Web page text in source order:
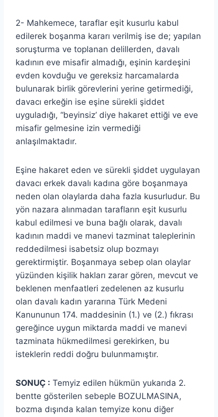
2- Mahkemece, taraflar eşit kusurlu kabul
edilerek boşanma kararı verilmiş ise de; yapılan
soruşturma ve toplanan delillerden, davalı
kadının eve misafir almadığı, eşinin kardeşini
evden kovduğu ve gereksiz harcamalarda
bulunarak birlik görevlerini yerine getirmediği,
davacı erkeğin ise eşine sürekli şiddet
uyguladığı, “beyinsiz’ diye hakaret ettiği ve eve
misafir gelmesine izin vermediği
anlaşılmaktadır.
Eşine hakaret eden ve sürekli şiddet uygulayan
davacı erkek davalı kadına göre boşanmaya
neden olan olaylarda daha fazla kusurludur. Bu
yön nazara alınmadan tarafların eşit kusurlu
kabul edilmesi ve buna bağlı olarak, davalı
kadının maddi ve manevi tazminat taleplerinin
reddedilmesi isabetsiz olup bozmayı
gerektirmiştir. Boşanmaya sebep olan olaylar
yüzünden kişilik hakları zarar gören, mevcut ve
beklenen menfaatleri zedelenen az kusurlu
olan davalı kadın yararına Türk Medeni
Kanununun 174. maddesinin (1.) ve (2.) fıkrası
gereğince uygun miktarda maddi ve manevi
tazminata hükmedilmesi gerekirken, bu
isteklerin reddi doğru bulunmamıştır.
SONUÇ : Temyiz edilen hükmün yukarıda 2.
bentte gösterilen sebeple BOZULMASINA,
bozma dışında kalan temyize konu diğer